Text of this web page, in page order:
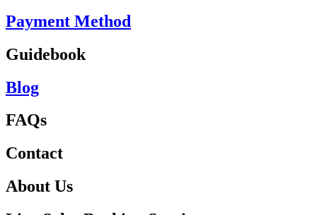
Payment Method
Guidebook
Blog
FAQs
Contact
About Us